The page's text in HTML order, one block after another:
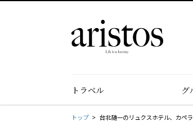
トラベル グ
トップ 台北随一のリュクスホテル、カペ